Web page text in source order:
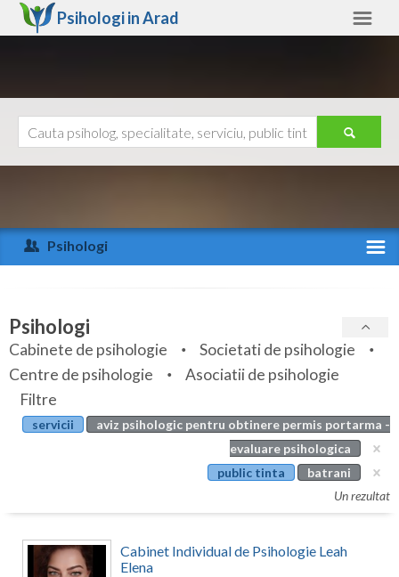
Psihologi inArad
Arad
Arges
Bihor
Bistrita-Nasaud
Botosani
Bucuresti
Buzau
Ajutor
Psihologi
Specialitati
Servicii
Articole
Evenimente
Psihologi
Cabinete de psihologie
Societati de psihologie
Centre de psihologie
Asociatii de psihologie
Filtre
servicii
aviz psihologic pentru obtinere permis portarma -
evaluare psihologica
public tinta
batrani
Un rezultat
Cabinet Individual de Psihologie Leah
Elena